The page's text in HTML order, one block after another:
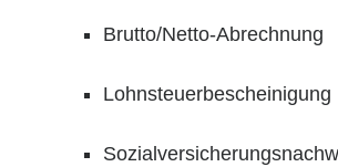
Brutto/Netto-Abrechnung
Lohnsteuerbescheinigung